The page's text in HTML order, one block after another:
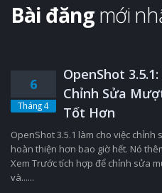
Bài đăng mới
6
Tháng 4
OpenShot
Chỉnh Sửa
Tốt Hơn
OpenShot 3.5.1 làm cho việc
hoàn thiện hơn bao giờ hết. Nó
Xem Trước tích hợp để chỉnh sửa
và......